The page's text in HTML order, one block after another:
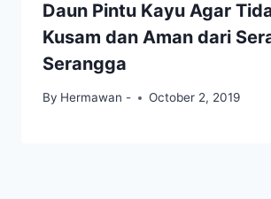
Daun Pintu Kayu Agar
Kusam dan Aman dari
Serangga
By Hermawan - October 2, 2019